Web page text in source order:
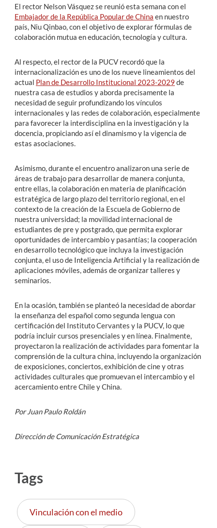
El rector Nelson Vásquez se reunió esta semana con el
Embajador de la República Popular de China en nuestro
país, Niu Qinbao, con el objetivo de explorar fórmulas de
colaboración mutua en educación, tecnología y cultura.
Al respecto, el rector de la PUCV recordó que la
internacionalización es uno de los nueve lineamientos del
actual Plan de Desarrollo Institucional 2023-2029 de
nuestra casa de estudios y aborda precisamente la
necesidad de seguir profundizando los vínculos
internacionales y las redes de colaboración, especialmente
para favorecer la interdisciplina en la investigación y la
docencia, propiciando así el dinamismo y la vigencia de
estas asociaciones.
Asimismo, durante el encuentro analizaron una serie de
áreas de trabajo para desarrollar de manera conjunta,
entre ellas, la colaboración en materia de planificación
estratégica de largo plazo del territorio regional, en el
contexto de la creación de la Escuela de Gobierno de
nuestra universidad; la movilidad internacional de
estudiantes de pre y postgrado, que permita explorar
oportunidades de intercambio y pasantías; la cooperación
en desarrollo tecnológico que incluya la investigación
conjunta, el uso de Inteligencia Artificial y la realización de
aplicaciones móviles, además de organizar talleres y
seminarios.
En la ocasión, también se planteó la necesidad de abordar
la enseñanza del español como segunda lengua con
certificación del Instituto Cervantes y la PUCV, lo que
podría incluir cursos presenciales y en línea. Finalmente,
proyectaron la realización de actividades para fomentar la
comprensión de la cultura china, incluyendo la organización
de exposiciones, conciertos, exhibición de cine y otras
actividades culturales que promuevan el intercambio y el
acercamiento entre Chile y China.
Por Juan Paulo Roldán
Dirección de Comunicación Estratégica
Tags
Vinculación con el medio